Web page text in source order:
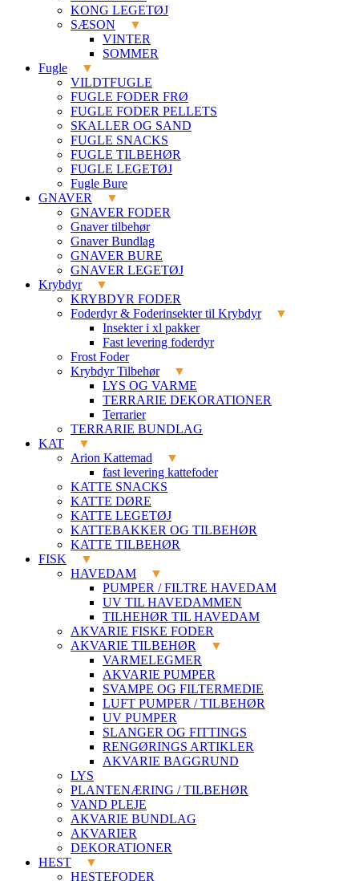
KONG LEGETØJ
SÆSON
VINTER
SOMMER
Fugle
VILDTFUGLE
FUGLE FODER FRØ
FUGLE FODER PELLETS
SKALLER OG SAND
FUGLE SNACKS
FUGLE TILBEHØR
FUGLE LEGETØJ
Fugle Bure
GNAVER
GNAVER FODER
Gnaver tilbehør
Gnaver Bundlag
GNAVER BURE
GNAVER LEGETØJ
Krybdyr
KRYBDYR FODER
Foderdyr & Foderinsekter til Krybdyr
Insekter i xl pakker
Fast levering foderdyr
Frost Foder
Krybdyr Tilbehør
LYS OG VARME
TERRARIE DEKORATIONER
Terrarier
TERRARIE BUNDLAG
KAT
Arion Kattemad
fast levering kattefoder
KATTE SNACKS
KATTE DØRE
KATTE LEGETØJ
KATTEBAKKER OG TILBEHØR
KATTE TILBEHØR
FISK
HAVEDAM
PUMPER / FILTRE HAVEDAM
UV TIL HAVEDAMMEN
TILHEHØR TIL HAVEDAM
AKVARIE FISKE FODER
AKVARIE TILBEHØR
VARMELEGMER
AKVARIE PUMPER
SVAMPE OG FILTERMEDIE
LUFT PUMPER / TILBEHØR
UV PUMPER
SLANGER OG FITTINGS
RENGØRINGS ARTIKLER
AKVARIE BAGGRUND
LYS
PLANTENÆRING / TILBEHØR
VAND PLEJE
AKVARIE BUNDLAG
AKVARIER
DEKORATIONER
HEST
HESTEFODER